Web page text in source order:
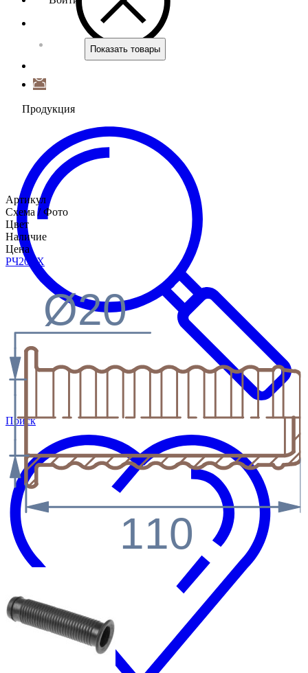
Продукция
Поиск
Показать товары
Артикул
Схема / Фото
Цвет
Наличие
Цена
РЧ20
ЧХ
Ø20
110